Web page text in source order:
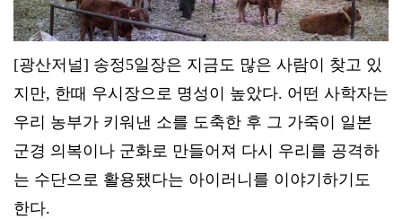
[광산저널] 송정5일장은 지금도 많은 사람이 찾고 있
지만, 한때 우시장으로 명성이 높았다. 어떤 사학자는
우리 농부가 키워낸 소를 도축한 후 그 가죽이 일본
군경 의복이나 군화로 만들어져 다시 우리를 공격하
는 수단으로 활용됐다는 아이러니를 이야기하기도
한다.